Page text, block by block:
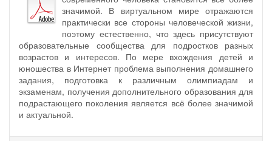
значимой. В виртуальном мире отражаются
практически все стороны человеческой жизни,
поэтому естественно, что здесь присутствуют
образовательные сообщества для подростков разных
возрастов и интересов. По мере вхождения детей и
юношества в Интернет проблема выполнения домашнего
задания, подготовка к различным олимпиадам и
экзаменам, получения дополнительного образования для
подрастающего поколения является всё более значимой
и актуальной.